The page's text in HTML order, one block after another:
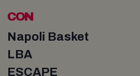
CON
Napoli Basket
LBA
ESCAPE